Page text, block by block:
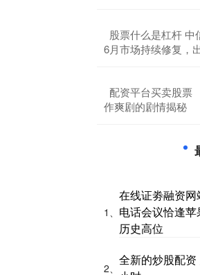
股票什么是杠杆 中
6月市场持续修复，
配资平台买卖股票
作爽剧的剧情揭秘
1、
在线证劵融资
电话会议恰逢
历史高位
2、
全新的炒股配